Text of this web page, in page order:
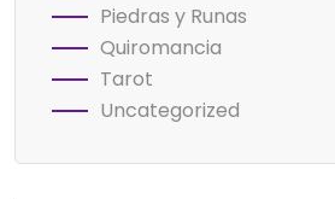
Piedras y Runas
Quiromancia
Tarot
Uncategorized